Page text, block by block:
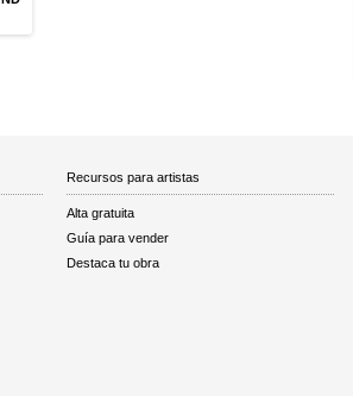
Recursos para artistas
Alta gratuita
Guía para vender
Destaca tu obra